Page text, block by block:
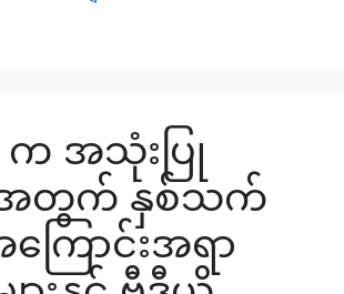
က အသုံးပြု
အတွက် နှစ်သက်
ြောင်းအရာ